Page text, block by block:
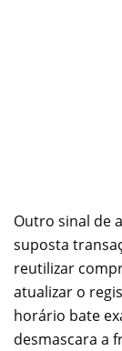
Outro sinal de
suposta
reutilizar
atualizar o
horário bate
desmascara a